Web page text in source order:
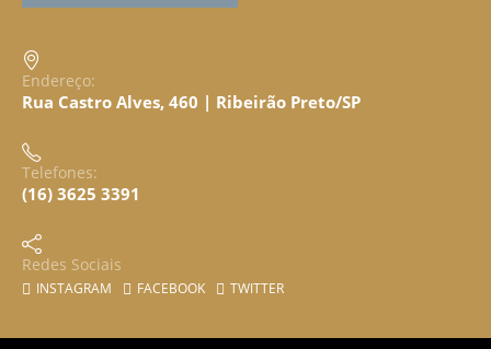
Endereço:
Rua Castro Alves, 460 | Ribeirão Preto/SP
Telefones:
(16) 3625 3391
Redes Sociais
INSTAGRAM FACEBOOK TWITTER